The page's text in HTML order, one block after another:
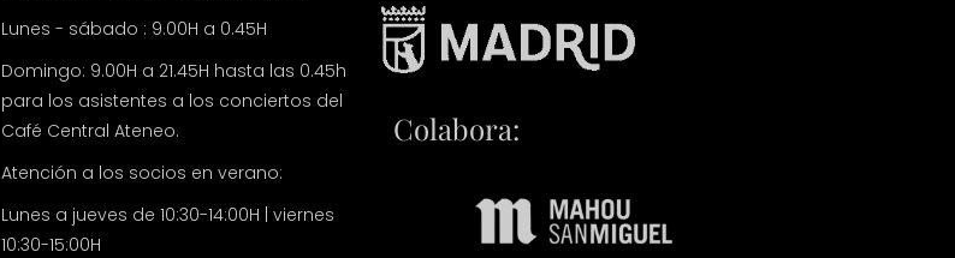
Lunes - sábado : 9.00H a 0.45H
Domingo: 9.00H a 21.45H hasta las 0.45h
para los asistentes a los conciertos del
Café Central Ateneo.
Atención a los socios en verano:
Lunes a jueves de 10:30-14:00H | viernes
10:30-15:00H
Colabora: